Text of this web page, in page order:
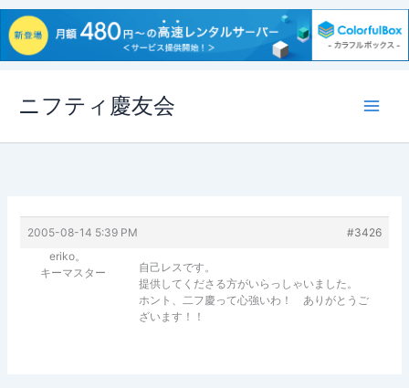
ス
ニフティ慶友会
2005-08-14 5:39 PM
#3426
eriko。
キーマスター
自己レスです。
提供してくださる方がいらっしゃいました。
ホント、二フ慶って心強いわ！ ありがとうご
ざいます！！